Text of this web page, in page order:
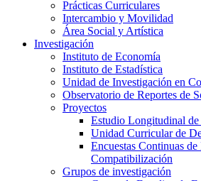
Prácticas Curriculares
Intercambio y Movilidad
Área Social y Artística
Investigación
Instituto de Economía
Instituto de Estadística
Unidad de Investigación en
Observatorio de Reportes de
Proyectos
Estudio Longitudinal
Unidad Curricular de
Encuestas Continuas de
Compatibilización
Grupos de investigación